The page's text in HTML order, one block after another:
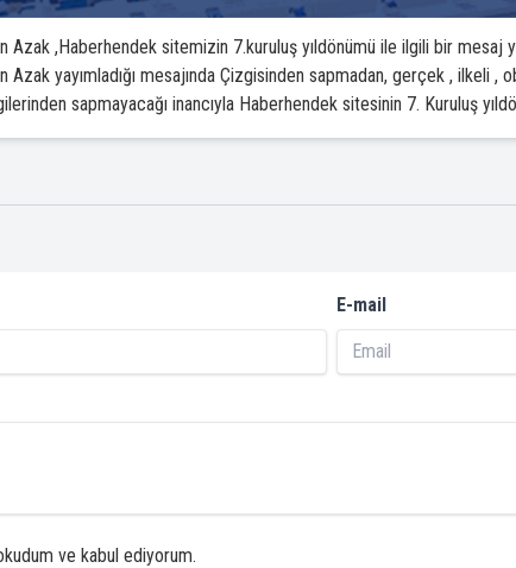
Azak ,Haberhendek sitemizin 7.kuruluş yıldönümü ile ilgili bir mesaj
Azak yayımladığı mesajında Çizgisinden sapmadan, gerçek , ilkeli ,
sapmayacağı inancıyla Haberhendek sitesinin 7. Kuruluş
E-mail
ve kabul ediyorum.